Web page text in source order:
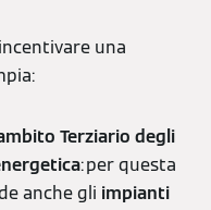
una
Terziario degli
: per questa
anche gli impianti